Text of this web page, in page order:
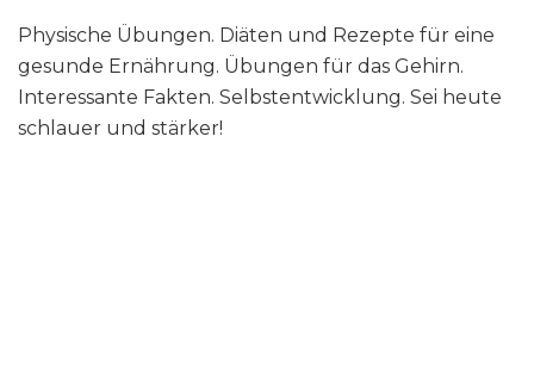
Physische Übungen. Diäten und Rezepte für eine
gesunde Ernährung. Übungen für das Gehirn.
Interessante Fakten. Selbstentwicklung. Sei heute
schlauer und stärker!